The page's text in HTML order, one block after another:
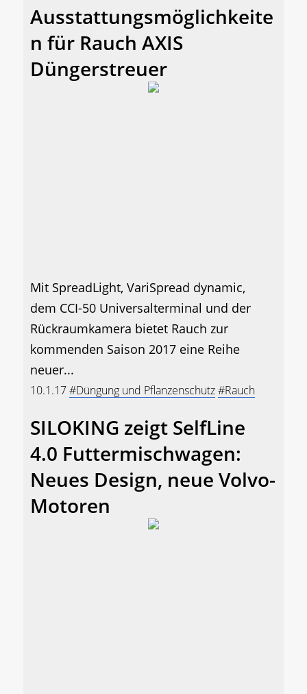
Ausstattungsmöglichkeite
n für Rauch AXIS
Düngerstreuer
Mit SpreadLight, VariSpread dynamic,
dem CCI-50 Universalterminal und der
Rückraumkamera bietet Rauch zur
kommenden Saison 2017 eine Reihe
neuer...
10.1.17#Düngung und Pflanzenschutz#Rauch
SILOKING zeigt SelfLine
4.0 Futtermischwagen:
Neues Design, neue Volvo-
Motoren